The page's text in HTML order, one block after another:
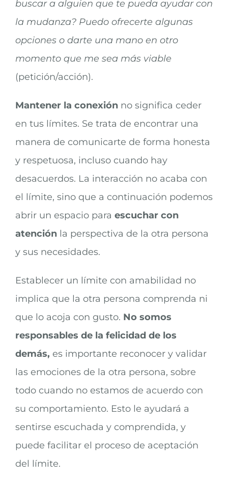
buscar a alguien que te pueda ayudar con
la mudanza? Puedo ofrecerte algunas
opciones o darte una mano en otro
momento que me sea más viable
(petición/acción).
Mantener la conexión no significa ceder
en tus límites. Se trata de encontrar una
manera de comunicarte de forma honesta
y respetuosa, incluso cuando hay
desacuerdos. La interacción no acaba con
el límite, sino que a continuación podemos
abrir un espacio para escuchar con
atención la perspectiva de la otra persona
y sus necesidades.
Establecer un límite con amabilidad no
implica que la otra persona comprenda ni
que lo acoja con gusto. No somos
responsables de la felicidad de los
demás, es importante reconocer y validar
las emociones de la otra persona, sobre
todo cuando no estamos de acuerdo con
su comportamiento. Esto le ayudará a
sentirse escuchada y comprendida, y
puede facilitar el proceso de aceptación
del límite.